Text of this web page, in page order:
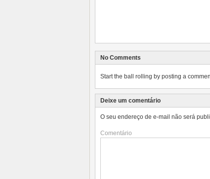
No Comments
Start the ball rolling by posting a
Deixe um comentário
O seu endereço de e-mail não será
Comentário